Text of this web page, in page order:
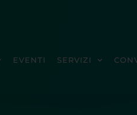
EVENTI SERVIZI